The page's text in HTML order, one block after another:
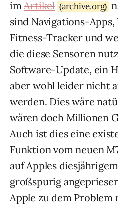
imArtikel (archive.org)
sind Navigations-Apps,
Fitness-Tracker und
die diese Sensoren
Software-Update, ein
aber wohl leider nicht
werden. Dies wäre
wären doch Millionen
Auch ist dies eine
Funktion vom neuen
auf Apples
großspurig
Apple zu dem Problem